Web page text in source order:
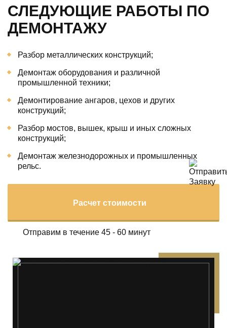
СЛЕДУЮЩИЕ РАБОТЫ ПО
ДЕМОНТАЖУ
Разбор металлических конструкций;
Демонтаж оборудования и различной
промышленной техники;
Демонтирование ангаров, цехов и других
конструкций;
Разбор мостов, вышек, крыш и иных сложных
конструкций;
Демонтаж железнодорожных и промышленных
рельс.
Расчет стоимости
Отправим в течение 45 - 60 минут